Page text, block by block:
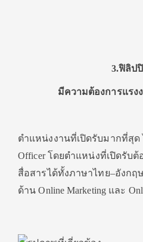
3.ฟิลิป
มีความต้องการแรง
ตำแหน่งงานที่เปิดรับมากที่สุด
Officer โดยตำแหน่งที่เปิดรับ
สื่อสารได้ทั้งภาษาไทย–อังก
ด้าน Online Marketing และ